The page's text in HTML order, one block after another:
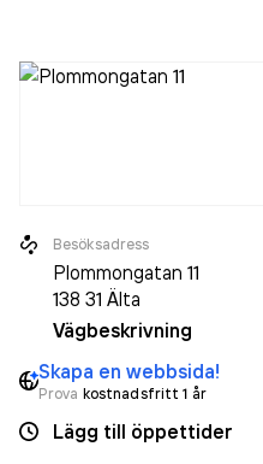
Besöksadress
Plommongatan 11
138 31 Älta
Vägbeskrivning
Skapa en webbsida!
Prova kostnadsfritt 1 år
Lägg till öppettider